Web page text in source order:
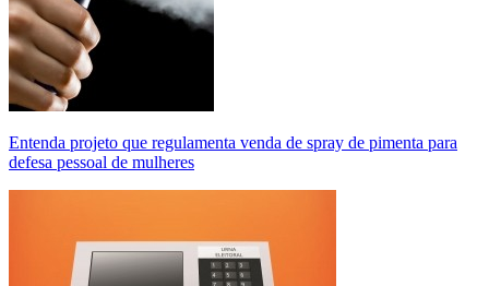
Entenda projeto que regulamenta venda de spray de pimenta para
defesa pessoal de mulheres